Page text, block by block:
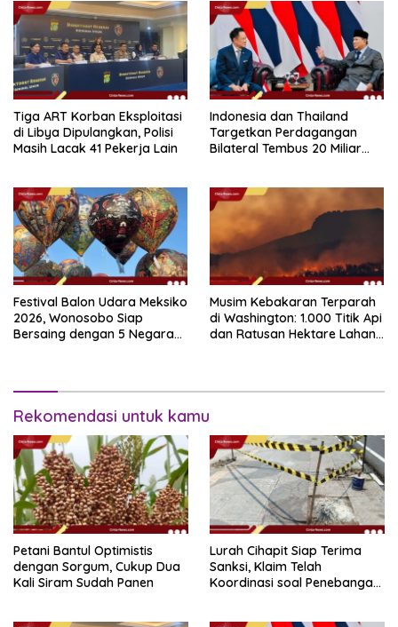
Tiga ART Korban Eksploitasi
di Libya Dipulangkan, Polisi
Masih Lacak 41 Pekerja Lain
Indonesia dan Thailand
Targetkan Perdagangan
Bilateral Tembus 20 Miliar
Festival Balon Udara Meksiko
2026, Wonosobo Siap
Bersaing dengan 5 Negara
Musim Kebakaran Terparah
di Washington: 1.000 Titik Api
dan Ratusan Hektare Lahan
Rekomendasi untuk kamu
Petani Bantul Optimistis
dengan Sorgum, Cukup Dua
Kali Siram Sudah Panen
Lurah Cihapit Siap Terima
Sanksi, Klaim Telah
Koordinasi soal Penebangan